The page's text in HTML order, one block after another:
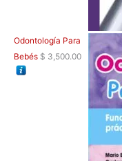
Odontología Para
Bebés $ 3,500.00